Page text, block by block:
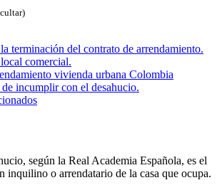
terminación del contrato de arrendamiento.
comercial.
vivienda urbana Colombia
incumplir con el desahucio.
según la Real Academia Española, es el
inquilino o arrendatario de la casa que ocupa.